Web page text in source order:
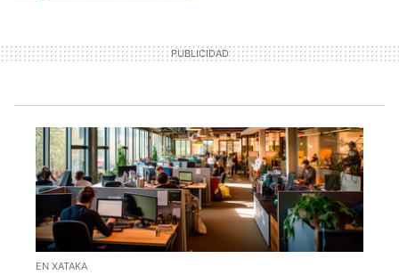
EN XATAKA